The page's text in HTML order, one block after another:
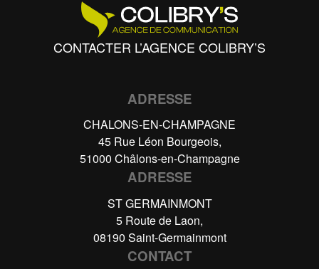
CONTACTER L’AGENCE COLIBRY’S
ADRESSE
CHALONS-EN-CHAMPAGNE
45 Rue Léon Bourgeois,
51000 Châlons-en-Champagne
ADRESSE
ST GERMAINMONT
5 Route de Laon,
08190 Saint-Germainmont
CONTACT